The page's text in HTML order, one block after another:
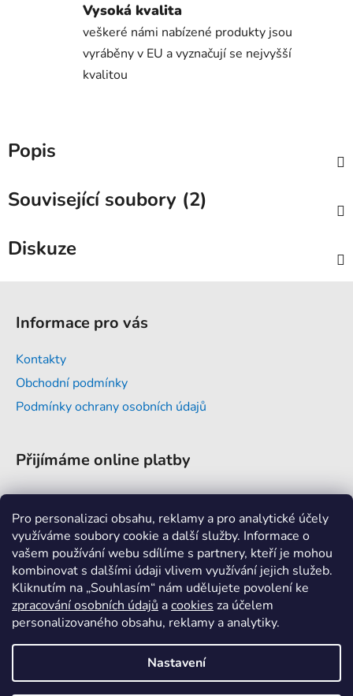
Pro personalizaci obsahu, reklamy a pro analytické účely
využíváme soubory cookie a další služby. Informace o
vašem používání webu sdílíme s partnery, kteří je mohou
kombinovat s dalšími údaji vlivem využívání jejich služeb.
Kliknutím na „Souhlasím“ nám udělujete povolení ke
zpracování osobních údajů acookies za účelem
personalizovaného obsahu, reklamy a analytiky.
Nastavení
Vysoká kvalita
veškeré námi nabízené produkty jsou
vyráběny v EU a vyznačují se nejvyšší
kvalitou
Popis
Související soubory (2)
Diskuze
Informace pro vás
Kontakty
Obchodní podmínky
Podmínky ochrany osobních údajů
Přijímáme online platby
Kontakt
info@a-invent.cz
+420 376 382 177